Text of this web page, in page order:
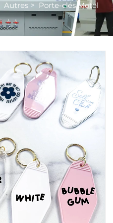
Autres > Porte-clés Motel